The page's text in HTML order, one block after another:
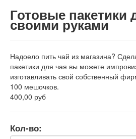
Готовые пакетики
своими руками
Надоело пить чай из магазина?
пакетики для чая вы можете
изготавливать свой собственный
100 мешочков.
400,00 руб
Кол-во: